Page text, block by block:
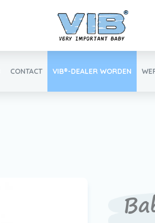
CONTACT VIB®-DEALER WORDEN